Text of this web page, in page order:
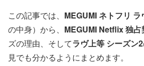
この記事では、 MEGUMI ネトフリ ラ
の中身）から、 MEGUMI Netflix 独占
ズの理由、そしてラヴ上等 シーズン2
見でも分かるようにまとめます。